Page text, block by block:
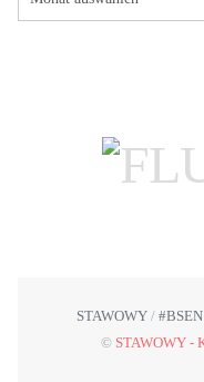
STAWOWY #BSEN
© STAWOWY -